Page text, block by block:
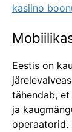
kasiino
Eestis on
tähendab,
ja
operaatorid.